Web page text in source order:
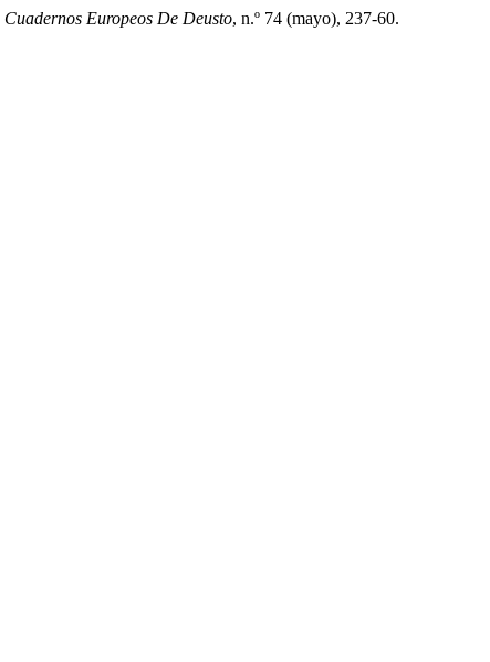
Cuadernos Europeos De Deusto, n.º 74 (mayo), 237-60.